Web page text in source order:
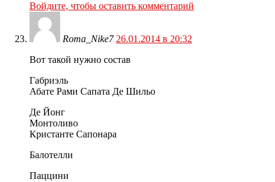
Войдите, чтобы оставить комментарий
Roma_Nike7 26.01.2014 в 20:32
Вот такой нужно состав
Габриэль
Абате Рами Сапата Де Шильо
Де Йонг
Монтоливо
Кристанте Сапонара
Балотелли
Паццини